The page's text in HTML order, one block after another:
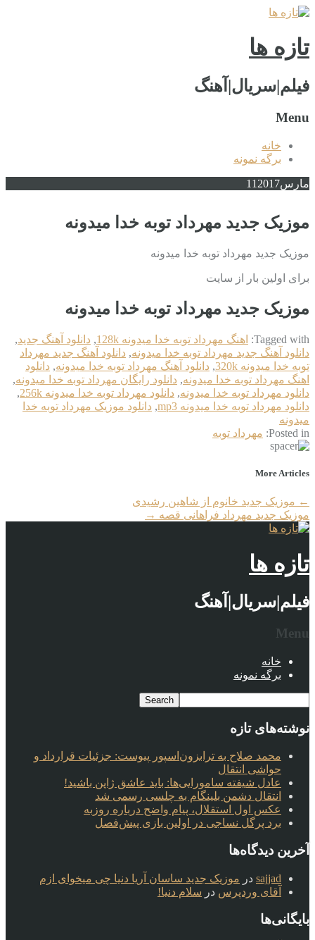
تازه ها
فیلم|سریال|آهنگ
Menu
خانه
برگه نمونه
مارس 11 2017
موزیک جدید مهرداد توبه خدا میدونه
موزیک جدید مهرداد توبه خدا میدونه
برای اولین بار از سایت
موزیک جدید مهرداد توبه خدا میدونه
Tagged with: اهنگ مهرداد توبه خدا میدونه 128k , دانلود آهنگ جدید,
دانلود آهنگ جدید مهرداد توبه خدا میدونه, دانلود آهنگ جدید مهرداد
توبه خدا میدونه 320k
, دانلود آهنگ مهرداد توبه خدا میدونه, دانلود
اهنگ مهرداد توبه خدا میدونه, دانلود رایگان مهرداد توبه خدا میدونه,
دانلود مهرداد توبه خدا میدونه, دانلود مهرداد توبه خدا میدونه 256k
,
دانلود مهرداد توبه خدا میدونه mp3
, دانلود موزیک مهرداد توبه خدا
میدونه
Posted in: مهرداد توبه
More Articles
← موزیک جدید خانوم از شاهین رشیدی
موزیک جدید مهرداد فراهانی قصه →
تازه ها
فیلم|سریال|آهنگ
Menu
خانه
برگه نمونه
نوشته‌های تازه
محمد صلاح به ترابزون‌اسپور پیوست: جزئیات قرارداد و
حواشی انتقال
عادل شیفته سامورایی‌ها: باید عاشق ژاپن باشید!
انتقال دشمن بلینگام به چلسی رسمی شد
عکس اول استقلال، پیام واضح درباره روزبه
برد پرگل نساجی در اولین بازی پیش‌فصل
آخرین دیدگاه‌ها
sajjad در موزیک جدید ساسان آریا دنیا چی میخوای ازم
آقای وردپرس در سلام دنیا!
بایگانی‌ها